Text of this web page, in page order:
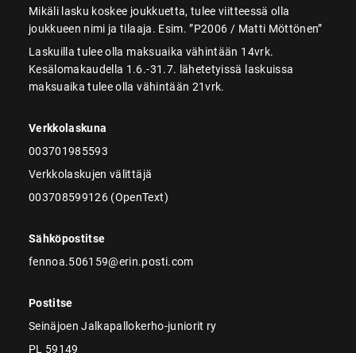
Mikäli lasku koskee joukkuetta, tulee viitteessä olla
joukkueen nimi ja tilaaja. Esim. ”P2006 / Matti Möttönen”
Laskuilla tulee olla maksuaika vähintään 14vrk.
Kesälomakaudella 1.6.-31.7. lähetetyissä laskuissa
maksuaika tulee olla vähintään 21vrk.
Verkkolaskuna
003701985593
Verkkolaskujen välittäjä
003708599126 (OpenText)
Sähköpostitse
fennoa.506159@erin.posti.com
Postitse
Seinäjoen Jalkapallokerho-juniorit ry
PL 59149